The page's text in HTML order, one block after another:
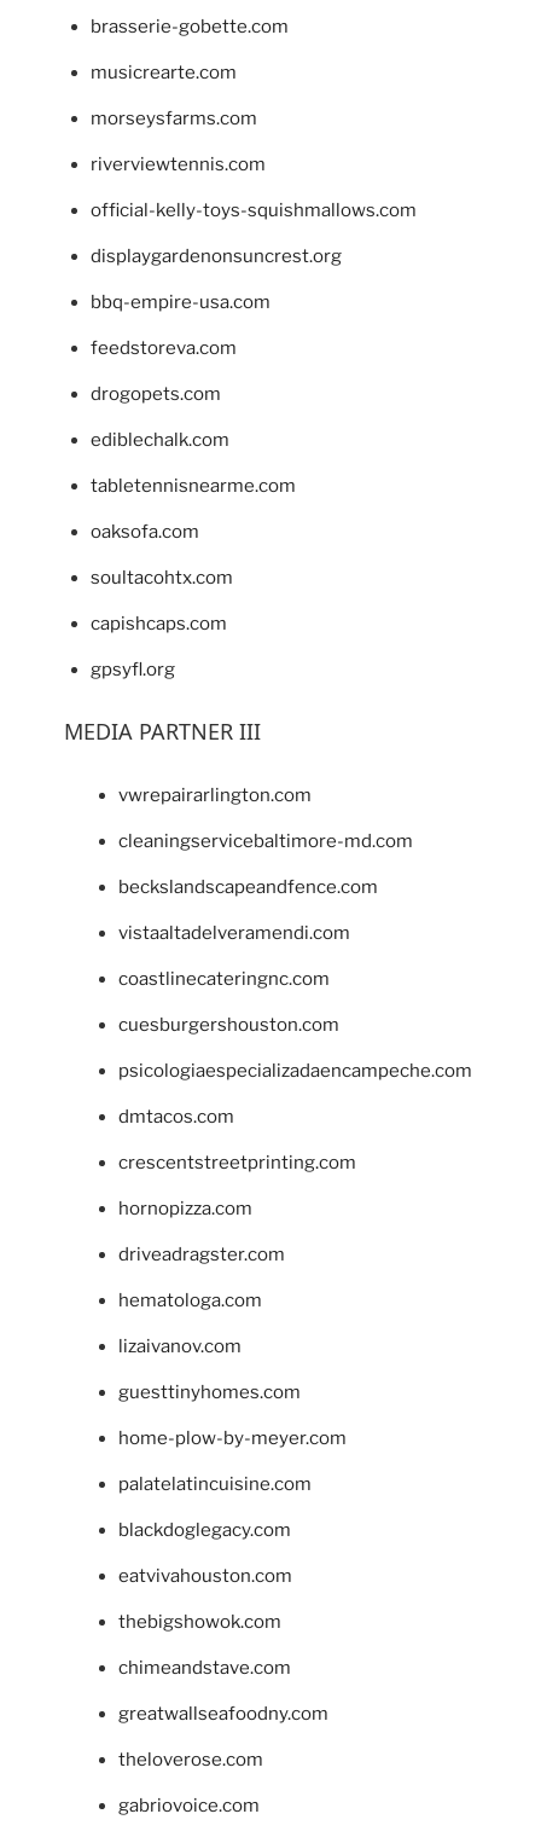
brasserie-gobette.com
musicrearte.com
morseysfarms.com
riverviewtennis.com
official-kelly-toys-squishmallows.com
displaygardenonsuncrest.org
bbq-empire-usa.com
feedstoreva.com
drogopets.com
ediblechalk.com
tabletennisnearme.com
oaksofa.com
soultacohtx.com
capishcaps.com
gpsyfl.org
MEDIA PARTNER III
vwrepairarlington.com
cleaningservicebaltimore-md.com
beckslandscapeandfence.com
vistaaltadelveramendi.com
coastlinecateringnc.com
cuesburgershouston.com
psicologiaespecializadaencampeche.com
dmtacos.com
crescentstreetprinting.com
hornopizza.com
driveadragster.com
hematologa.com
lizaivanov.com
guesttinyhomes.com
home-plow-by-meyer.com
palatelatincuisine.com
blackdoglegacy.com
eatvivahouston.com
thebigshowok.com
chimeandstave.com
greatwallseafoodny.com
theloverose.com
gabriovoice.com